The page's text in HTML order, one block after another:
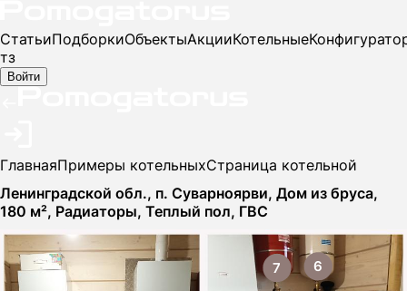
СтатьиПодборкиОбъектыАкцииКотельные
тз
Войти
ГлавнаяПримеры котельныхСтраница котельной
Ленинградской обл., п. Суварноярви, Дом из бруса,
180 м², Радиаторы, Теплый пол, ГВС
6
7